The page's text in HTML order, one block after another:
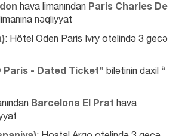
hava limanından Paris Charles De
nəqliyyat.
: Hôtel Oden Paris Ivry otelində 3 gecə
“Disneyland® Paris - Dated Ticket”
biletinin daxil
Barcelona El Prat hava